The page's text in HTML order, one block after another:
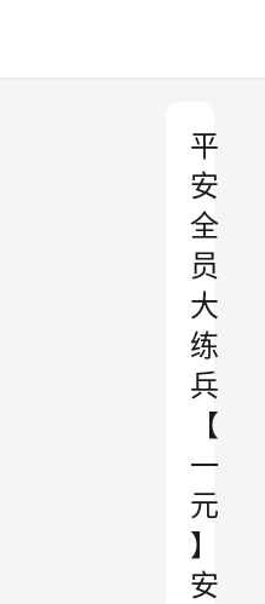
平
安
全
员
大
练
兵
【
一
元
】
安